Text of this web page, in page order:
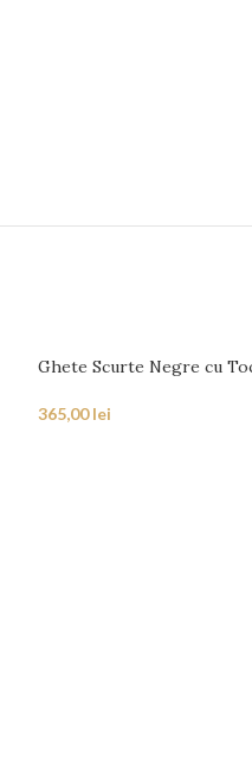
Ghete Scurte Negre cu
365,00lei